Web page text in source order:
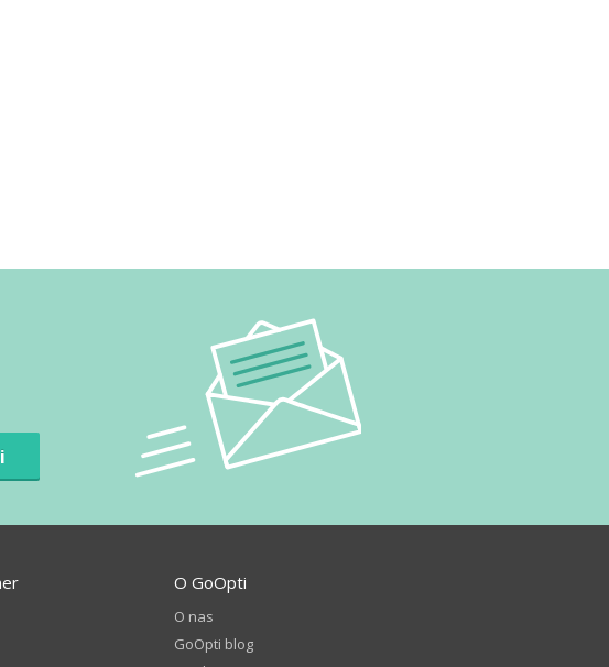
O GoOpti
O nas
GoOpti blog